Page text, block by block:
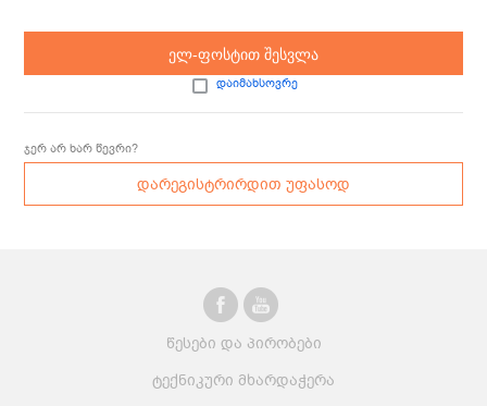
ელ-ფოსტით შესვლა
დაიმახსოვრე
ჯერ არ ხარ წევრი?
დარეგისტრირდით უფასოდ
წესები და პირობები
ტექნიკური მხარდაჭერა